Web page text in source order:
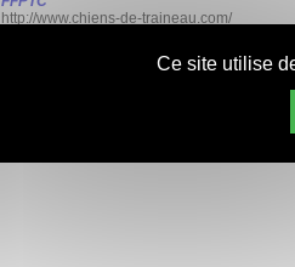
http://www.chiens-de-traineau.com/
http://www.ffstraineau.com/Ce site utilise